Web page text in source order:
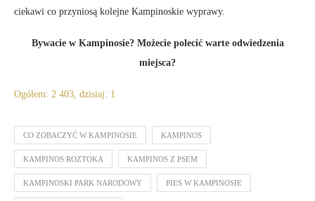
ciekawi co przyniosą kolejne Kampinoskie wyprawy.
Bywacie w Kampinosie? Możecie polecić warte odwiedzenia
miejsca?
Ogółem: 2 403, dzisiaj: 1
CO ZOBACZYĆ W KAMPINOSIE KAMPINOS
KAMPINOS ROZTOKA KAMPINOS Z PSEM
KAMPINOSKI PARK NARODOWY PIES W KAMPINOSIE